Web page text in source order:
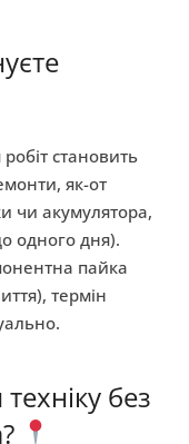
становить
як-от
чи акумулятора,
одного дня).
пайка
термін
без